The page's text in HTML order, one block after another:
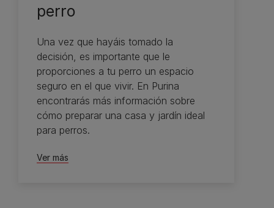
perro
Una vez que hayáis tomado la
decisión, es importante que le
proporciones a tu perro un espacio
seguro en el que vivir. En Purina
encontrarás más información sobre
cómo preparar una casa y jardín ideal
para perros.
Ver más